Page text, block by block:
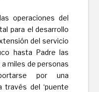
operaciones del
para eldesarrollo
del servicio
hasta Padre las
miles de personas
por una
través del ‘puente